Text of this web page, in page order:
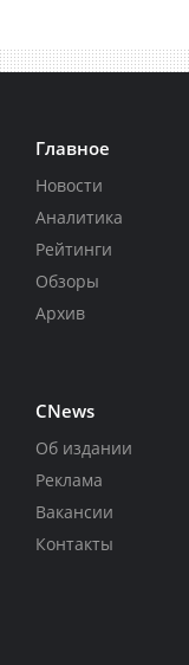
Главное
Новости
Аналитика
Рейтинги
Обзоры
Архив
CNews
Об издании
Реклама
Вакансии
Контакты